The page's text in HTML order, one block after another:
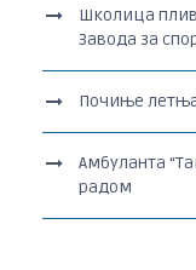
Школица
Завода за
Почиње
Амбуланта
радом